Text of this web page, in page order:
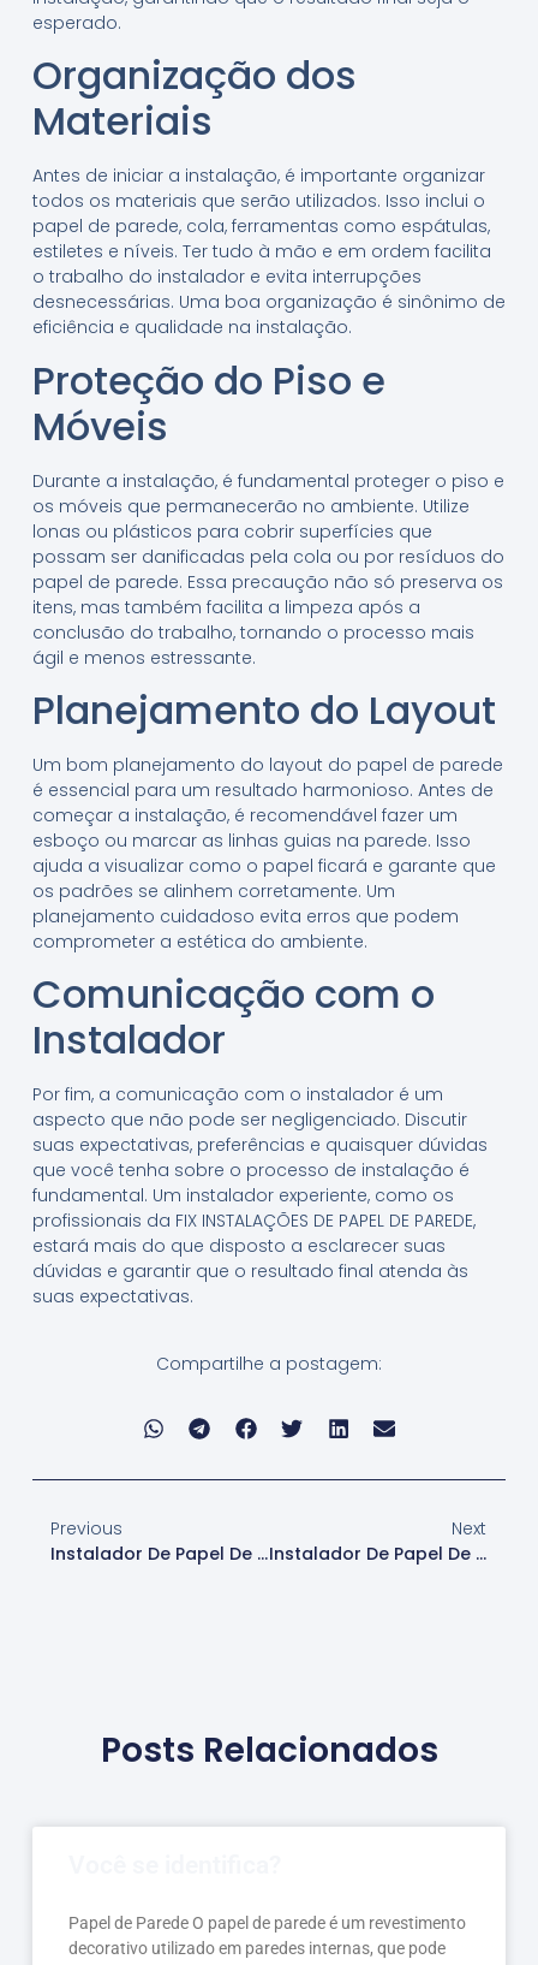
esperado.
Organização dos
Materiais
Antes de iniciar a instalação, é importante organizar
todos os materiais que serão utilizados. Isso inclui o
papel de parede, cola, ferramentas como espátulas,
estiletes e níveis. Ter tudo à mão e em ordem facilita
o trabalho do instalador e evita interrupções
desnecessárias. Uma boa organização é sinônimo de
eficiência e qualidade na instalação.
Proteção do Piso e
Móveis
Durante a instalação, é fundamental proteger o piso e
os móveis que permanecerão no ambiente. Utilize
lonas ou plásticos para cobrir superfícies que
possam ser danificadas pela cola ou por resíduos do
papel de parede. Essa precaução não só preserva os
itens, mas também facilita a limpeza após a
conclusão do trabalho, tornando o processo mais
ágil e menos estressante.
Planejamento do Layout
Um bom planejamento do layout do papel de parede
é essencial para um resultado harmonioso. Antes de
começar a instalação, é recomendável fazer um
esboço ou marcar as linhas guias na parede. Isso
ajuda a visualizar como o papel ficará e garante que
os padrões se alinhem corretamente. Um
planejamento cuidadoso evita erros que podem
comprometer a estética do ambiente.
Comunicação com o
Instalador
Por fim, a comunicação com o instalador é um
aspecto que não pode ser negligenciado. Discutir
suas expectativas, preferências e quaisquer dúvidas
que você tenha sobre o processo de instalação é
fundamental. Um instalador experiente, como os
profissionais da FIX INSTALAÇÕES DE PAPEL DE PAREDE,
estará mais do que disposto a esclarecer suas
dúvidas e garantir que o resultado final atenda às
suas expectativas.
Compartilhe a postagem:
Previous
Instalador De Papel De Parede Em Alphaville: Preços E Orçamentos Transparentes
Next
Instalador De Papel De Parede Em Alphaville: Qualidade E Profissionalismo Garantidos
Posts Relacionados
Papel de Parede O papel de parede é um revestimento
decorativo utilizado em paredes internas, que pode